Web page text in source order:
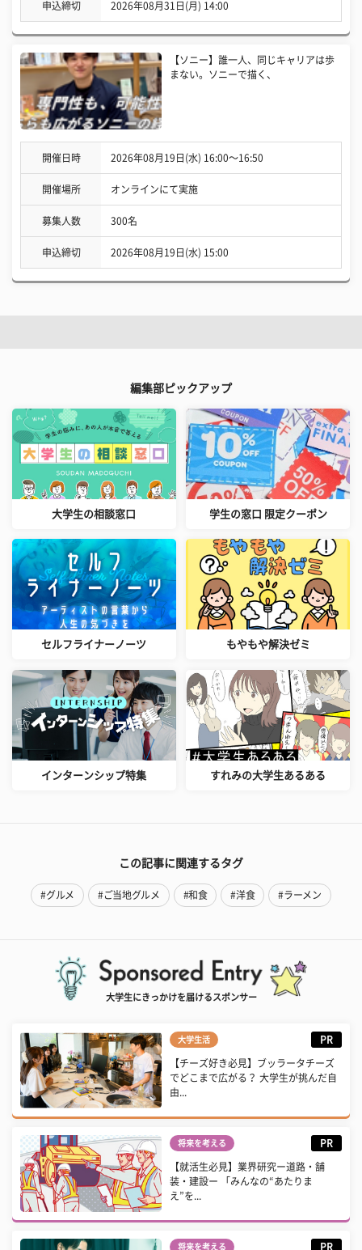
申込締切 2026年08月31日(月) 14:00
【ソニー】誰一人、同じキャリアは歩
まない。ソニーで描く、
開催日時 2026年08月19日(水) 16:00〜16:50
開催場所 オンラインにて実施
募集人数 300名
申込締切 2026年08月19日(水) 15:00
編集部ピックアップ
大学生の相談窓口 学生の窓口 限定クーポン
セルフライナーノーツ もやもや解決ゼミ
インターンシップ特集 すれみの大学生あるある
この記事に関連するタグ
#グルメ #ご当地グルメ #和食 #洋食 #ラーメン
大学生にきっかけを届けるスポンサー
大学生活 PR
【チーズ好き必見】ブッラータチーズ
でどこまで広がる？ 大学生が挑んだ自
由...
将来を考える PR
【就活生必見】業界研究ー道路・舗
装・建設ー 「みんなの“あたりま
え”を...
将来を考える PR